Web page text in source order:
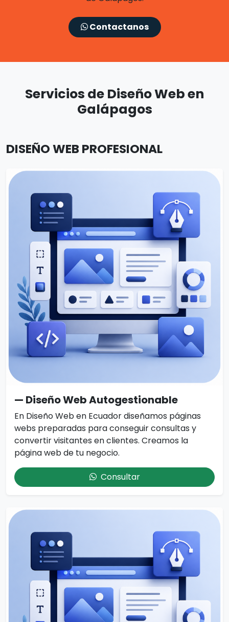
Contactanos
Servicios de Diseño Web en
Galápagos
DISEÑO WEB PROFESIONAL
— Diseño Web Autogestionable
En Diseño Web en Ecuador diseñamos páginas
webs preparadas para conseguir consultas y
convertir visitantes en clientes. Creamos la
página web de tu negocio.
Consultar